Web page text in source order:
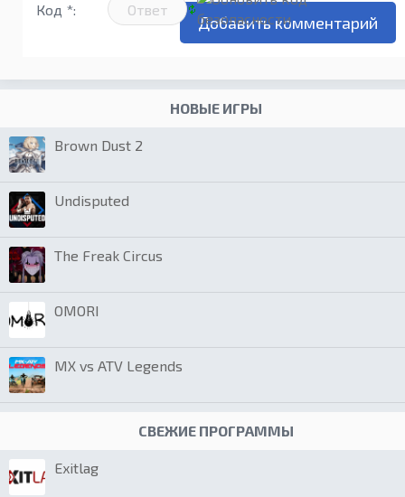
Код *:
НОВЫЕ ИГРЫ
Brown Dust 2
Undisputed
The Freak Circus
OMORI
MX vs ATV Legends
СВЕЖИЕ ПРОГРАММЫ
Exitlag